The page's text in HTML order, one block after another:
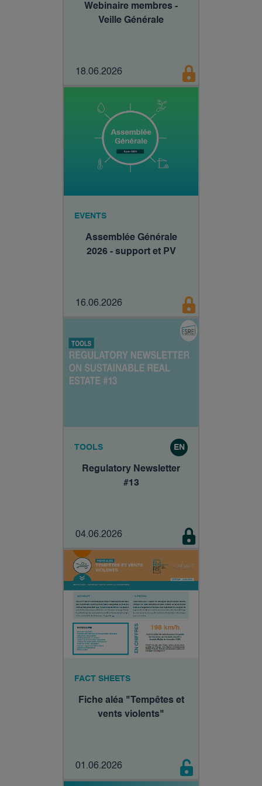
Webinaire membres -
Veille Générale
18.06.2026
EVENTS
Assemblée Générale
2026 - support et PV
16.06.2026
TOOLS EN
Regulatory Newsletter
#13
04.06.2026
FACT SHEETS
Fiche aléa "Tempêtes et
vents violents"
01.06.2026